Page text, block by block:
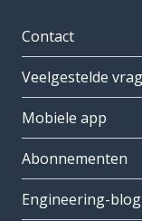
Contact
Veelgestelde
Mobiele app
Abonnementen
Engineering-blog